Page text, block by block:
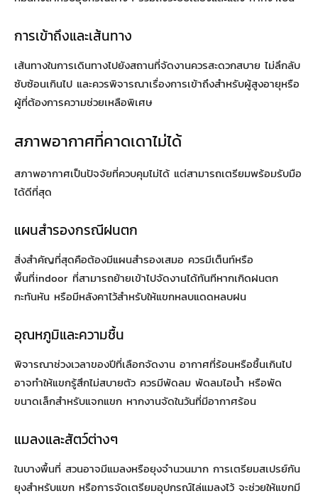
การเข้าถึงและเส้นทาง
เส้นทางในการเดินทางไปยังสถานที่จัดงานควรสะดวกสบาย ไม่ลึกลับ
ซับซ้อนเกินไป และควรพิจารณาเรื่องการเข้าถึงสำหรับผู้สูงอายุหรือ
ผู้ที่ต้องการความช่วยเหลือพิเศษ
สภาพอากาศที่คาดเดาไม่ได้
สภาพอากาศเป็นปัจจัยที่ควบคุมไม่ได้ แต่สามารถเตรียมพร้อมรับมือ
ได้ดีที่สุด
แผนสำรองกรณีฝนตก
สิ่งสำคัญที่สุดคือต้องมีแผนสำรองเสมอ ควรมีเต็นท์หรือ
พื้นที่indoor ที่สามารถย้ายเข้าไปจัดงานได้ทันทีหากเกิดฝนตก
กะทันหัน หรือมีหลังคาไว้สำหรับให้แขกหลบแดดหลบฝน
อุณหภูมิและความชื้น
พิจารณาช่วงเวลาของปีที่เลือกจัดงาน อากาศที่ร้อนหรือชื้นเกินไป
อาจทำให้แขกรู้สึกไม่สบายตัว ควรมีพัดลม พัดลมไอน้ำ หรือพัด
ขนาดเล็กสำหรับแจกแขก หากงานจัดในวันที่มีอากาศร้อน
แมลงและสัตว์ต่างๆ
ในบางพื้นที่ สวนอาจมีแมลงหรือยุงจำนวนมาก การเตรียมสเปรย์กัน
ยุงสำหรับแขก หรือการจัดเตรียมอุปกรณ์ไล่แมลงไว้ จะช่วยให้แขกมี